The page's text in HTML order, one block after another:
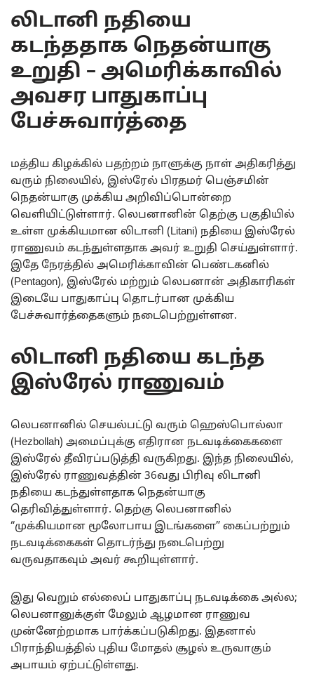
லிடானி நதியை
கடந்ததாக நெதன்யாகு
உறுதி – அமெரிக்காவில்
அவசர பாதுகாப்பு
பேச்சுவார்த்தை
மத்திய கிழக்கில் பதற்றம் நாளுக்கு நாள் அதிகரித்து
வரும் நிலையில், இஸ்ரேல் பிரதமர் பெஞ்சமின்
நெதன்யாகு முக்கிய அறிவிப்பொன்றை
வெளியிட்டுள்ளார். லெபனானின் தெற்கு பகுதியில்
உள்ள முக்கியமான லிடானி (Litani) நதியை இஸ்ரேல்
ராணுவம் கடந்துள்ளதாக அவர் உறுதி செய்துள்ளார்.
இதே நேரத்தில் அமெரிக்காவின் பெண்டகனில்
(Pentagon), இஸ்ரேல் மற்றும் லெபனான் அதிகாரிகள்
இடையே பாதுகாப்பு தொடர்பான முக்கிய
பேச்சுவார்த்தைகளும் நடைபெற்றுள்ளன.
லிடானி நதியை கடந்த
இஸ்ரேல் ராணுவம்
லெபனானில் செயல்பட்டு வரும் ஹெஸ்பொல்லா
(Hezbollah) அமைப்புக்கு எதிரான நடவடிக்கைகளை
இஸ்ரேல் தீவிரப்படுத்தி வருகிறது. இந்த நிலையில்,
இஸ்ரேல் ராணுவத்தின் 36வது பிரிவு லிடானி
நதியை கடந்துள்ளதாக நெதன்யாகு
தெரிவித்துள்ளார். தெற்கு லெபனானில்
“முக்கியமான மூலோபாய இடங்களை” கைப்பற்றும்
நடவடிக்கைகள் தொடர்ந்து நடைபெற்று
வருவதாகவும் அவர் கூறியுள்ளார்.
இது வெறும் எல்லைப் பாதுகாப்பு நடவடிக்கை அல்ல;
லெபனானுக்குள் மேலும் ஆழமான ராணுவ
முன்னேற்றமாக பார்க்கப்படுகிறது. இதனால்
பிராந்தியத்தில் புதிய மோதல் சூழல் உருவாகும்
அபாயம் ஏற்பட்டுள்ளது.